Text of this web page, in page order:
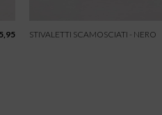
STIVALETTI SCAMOSCIATI - NERO